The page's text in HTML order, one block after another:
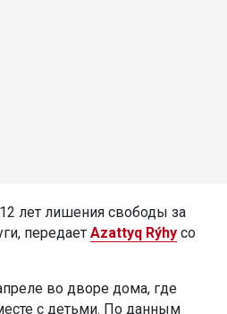
лет лишения свободы за
передает Azattyq Rýhy со
во дворе дома, где
с детьми. По данным